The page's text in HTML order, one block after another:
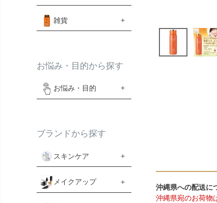
雑貨
お悩み・目的から探す
お悩み・目的
ブランドから探す
スキンケア
メイクアップ
沖縄県への配送に
沖縄県宛のお荷物